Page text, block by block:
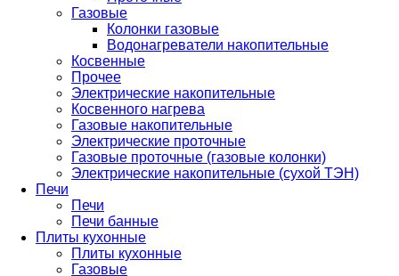
Газовые
Колонки газовые
Водонагреватели накопительные
Косвенные
Прочее
Электрические накопительные
Косвенного нагрева
Газовые накопительные
Электрические проточные
Газовые проточные (газовые колонки)
Электрические накопительные (сухой ТЭН)
Печи
Печи
Печи банные
Плиты кухонные
Плиты кухонные
Газовые